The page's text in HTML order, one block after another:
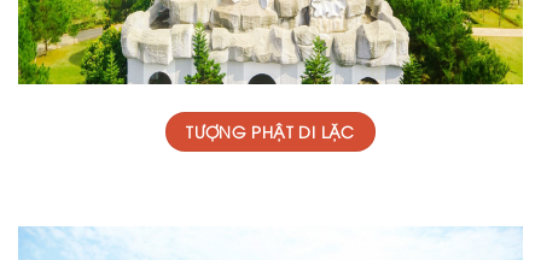
TƯỢNG PHẬT DI LẶC